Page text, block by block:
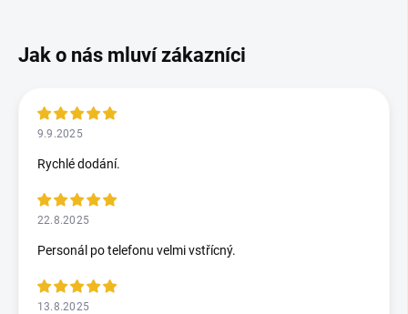
9.9.2025
Rychlé dodání.
22.8.2025
Personál po telefonu velmi vstřícný.
13.8.2025